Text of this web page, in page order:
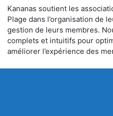
Kananas soutient les
Plage dans l’organisation de
gestion de leurs membres.
complets et intuitifs pour
améliorer l’expérience des